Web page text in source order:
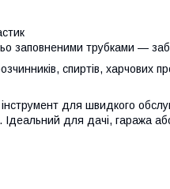
заповненими трубками —
спиртів, харчових
для швидкого
для дачі, гаража